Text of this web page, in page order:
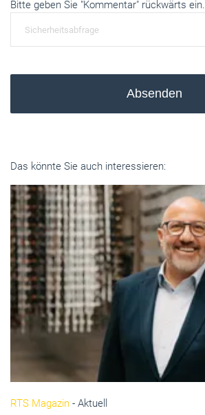
Bitte geben Sie "Kommentar" rückwärts ein.
Absenden
Das könnte Sie auch interessieren:
RTS Magazin - Aktuell